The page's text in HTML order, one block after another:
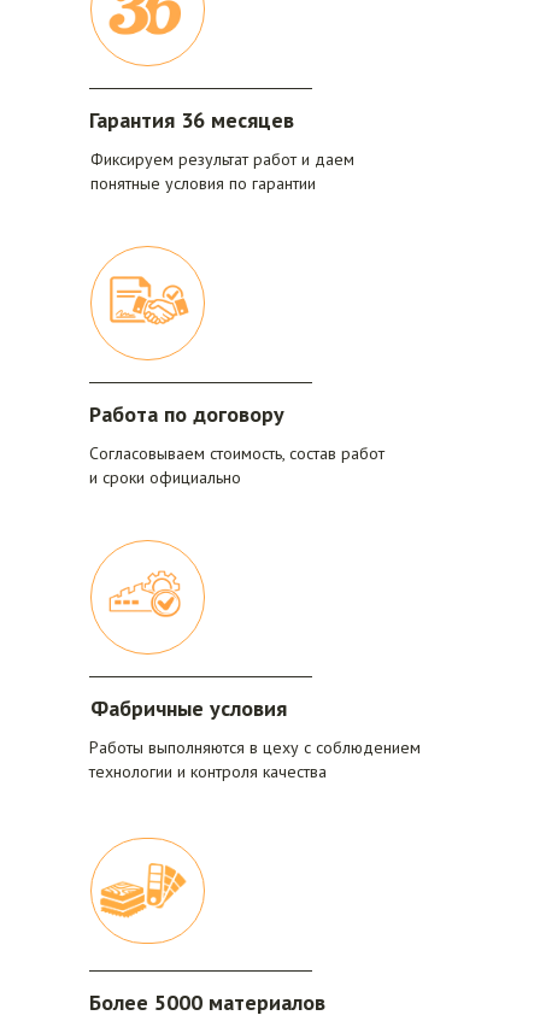
Гарантия 36 месяцев
Фиксируем результат работ и даем
понятные условия по гарантии
Работа по договору
Согласовываем стоимость, состав работ
и сроки официально
Фабричные условия
Работы выполняются в цеху с соблюдением
технологии и контроля качества
Более 5000 материалов
Согласие на обработку персональных данных
Политика конфиденциальности
+7 (926) 204-51-21
Фабрика Рем-Мебель
в Москве и МО